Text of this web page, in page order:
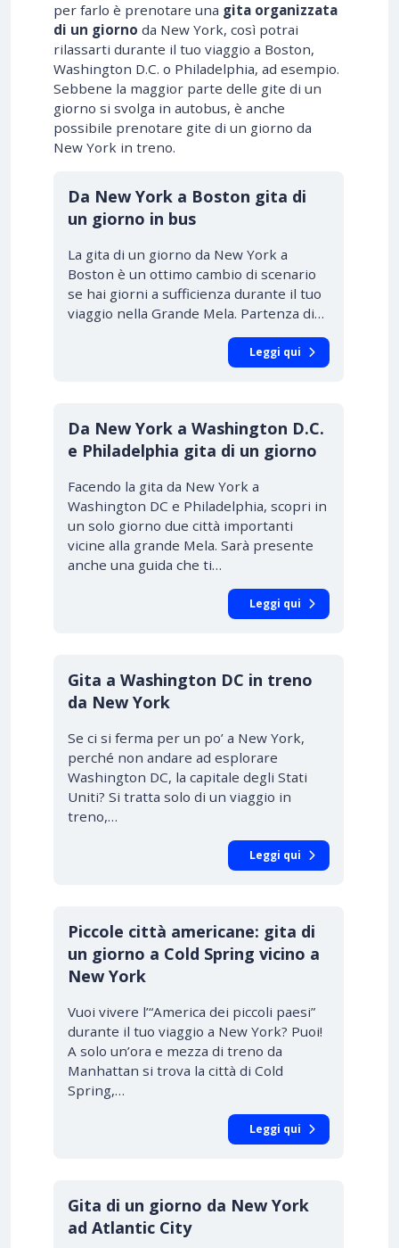
per farlo è prenotare una gita organizzata
di un giorno da New York, così potrai
rilassarti durante il tuo viaggio a Boston,
Washington D.C. o Philadelphia, ad esempio.
Sebbene la maggior parte delle gite di un
giorno si svolga in autobus, è anche
possibile prenotare gite di un giorno da
New York in treno.
Da New York a Boston gita di
un giorno in bus
La gita di un giorno da New York a
Boston è un ottimo cambio di scenario
se hai giorni a sufficienza durante il tuo
viaggio nella Grande Mela. Partenza di…
Leggi qui
Da New York a Washington D.C.
e Philadelphia gita di un giorno
Facendo la gita da New York a
Washington DC e Philadelphia, scopri in
un solo giorno due città importanti
vicine alla grande Mela. Sarà presente
anche una guida che ti…
Leggi qui
Gita a Washington DC in treno
da New York
Se ci si ferma per un po’ a New York,
perché non andare ad esplorare
Washington DC, la capitale degli Stati
Uniti? Si tratta solo di un viaggio in
treno,…
Leggi qui
Piccole città americane: gita di
un giorno a Cold Spring vicino a
New York
Vuoi vivere l’“America dei piccoli paesi”
durante il tuo viaggio a New York? Puoi!
A solo un’ora e mezza di treno da
Manhattan si trova la città di Cold
Spring,…
Leggi qui
Gita di un giorno da New York
ad Atlantic City